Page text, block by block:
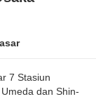
7 Stasiun
dan Shin-